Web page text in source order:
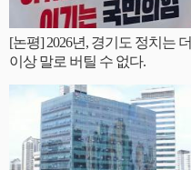
[논평] 2026년, 경기도 정치는 더
이상 말로 버틸 수 없다.